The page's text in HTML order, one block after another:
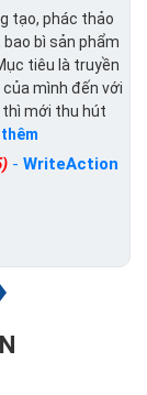
tạo, phác thảo
bì sản phẩm
tiêu là truyền
mình đến với
thì mới thu hút
- WriteAction